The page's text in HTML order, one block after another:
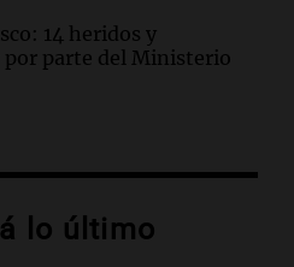
14 heridos y
por parte del Ministerio
fuerte mientras una
lo último